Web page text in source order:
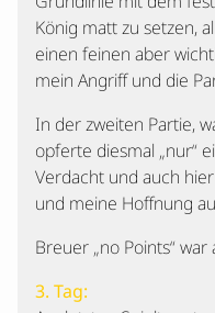
König matt zu setzen,
einen feinen aber
mein Angriff und die
In der zweiten Partie,
opferte diesmal „nur“
Verdacht und auch
und meine Hoffnung
Breuer „no Points“ war
3. Tag: